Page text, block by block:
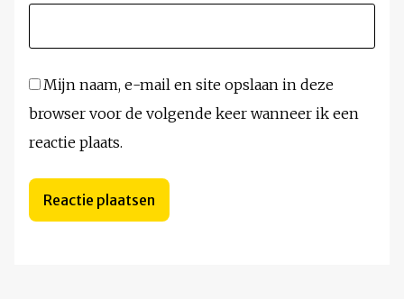
Mijn naam, e-mail en site opslaan in deze
browser voor de volgende keer wanneer ik een
reactie plaats.